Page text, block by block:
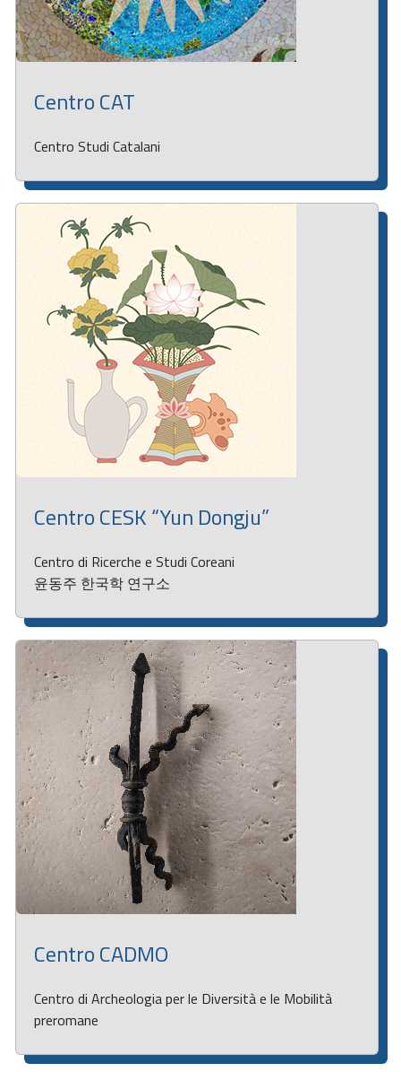
Centro CAT
Centro Studi Catalani
Centro CESK “Yun Dongju”
Centro di Ricerche e Studi Coreani
윤동주 한국학 연구소
Centro CADMO
Centro di Archeologia per le Diversità e le Mobilità
preromane